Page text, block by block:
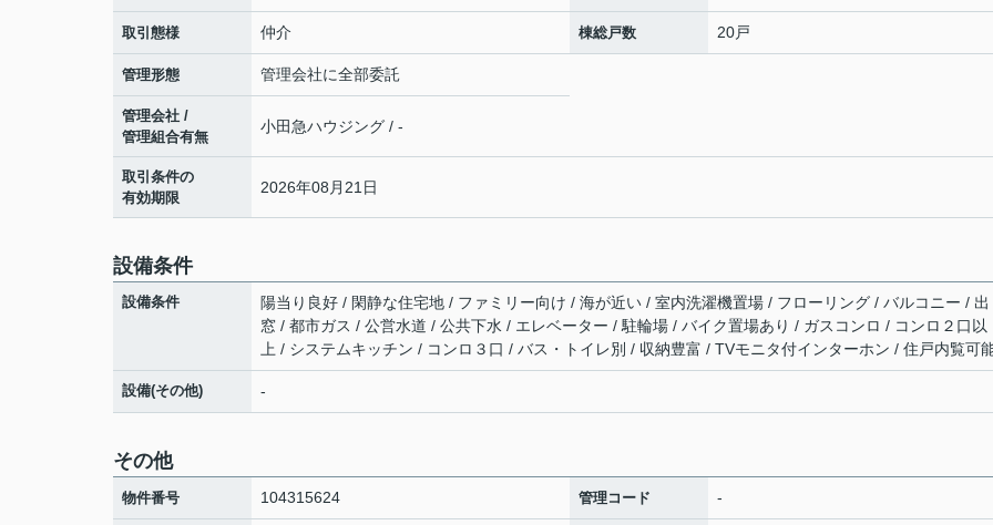
取引態様 仲介 棟総戸数 20戸
管理形態 管理会社に全部委託
管理会社 /
管理組合有無
小田急ハウジング / -
取引条件の
有効期限
2026年08月21日
設備条件
設備条件
陽当り良好 / 閑静な住宅地 / ファミリー向け / 海が近い / 室内洗濯機置場 / フローリング / バルコニー / 出
窓 / 都市ガス / 公営水道 / 公共下水 / エレベーター / 駐輪場 / バイク置場あり / ガスコンロ / コンロ２口以
上 / システムキッチン / コンロ３口 / バス・トイレ別 / 収納豊富 / TVモニタ付インターホン / 住戸内覧可
設備(その他) -
その他
物件番号 104315624 管理コード -